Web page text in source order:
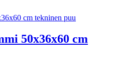
50x36x60 cm